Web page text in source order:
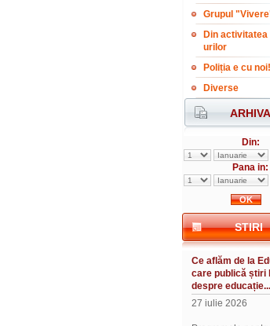
Grupul
Din activitatea
urilor
Poliția e cu noi!
Diverse
ARHIVA
Din:
Pana in:
STIRI
Ce aflăm de la
care publică știri
despre educație...
27 iulie 2026